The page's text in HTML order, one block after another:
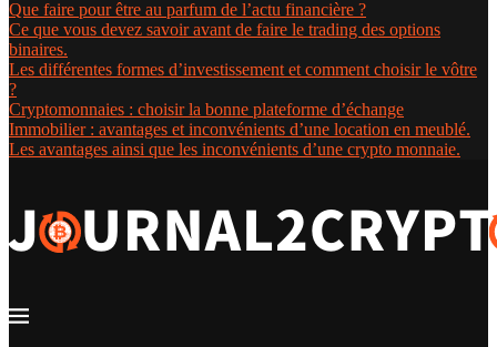
Que faire pour être au parfum de l’actu financière ?
Ce que vous devez savoir avant de faire le trading des options
binaires.
Les différentes formes d’investissement et comment choisir le vôtre
?
Cryptomonnaies : choisir la bonne plateforme d’échange
Immobilier : avantages et inconvénients d’une location en meublé.
Les avantages ainsi que les inconvénients d’une crypto monnaie.